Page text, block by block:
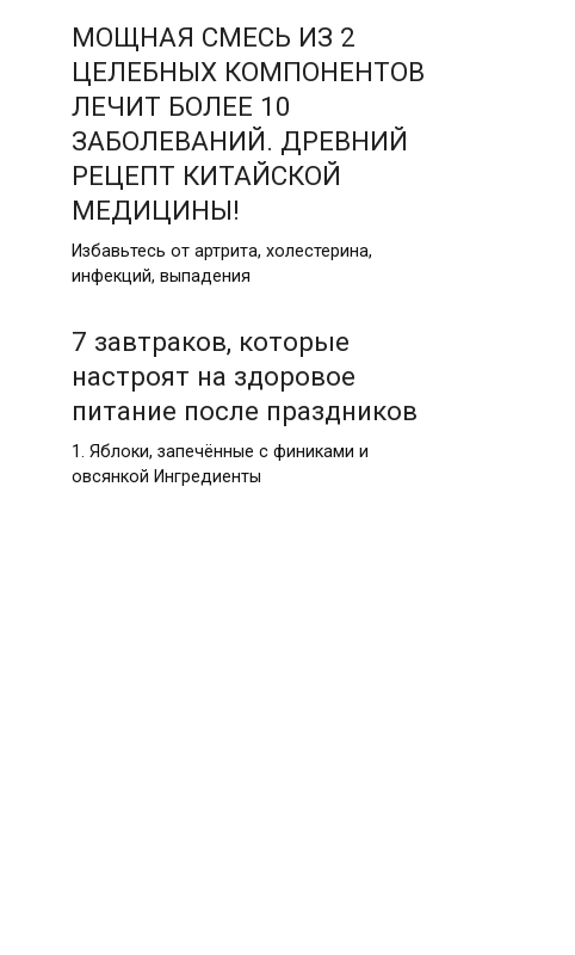
МОЩНАЯ СМЕСЬ ИЗ 2
ЦЕЛЕБНЫХ КОМПОНЕНТОВ
ЛЕЧИТ БОЛЕЕ 10
ЗАБОЛЕВАНИЙ. ДРЕВНИЙ
РЕЦЕПТ КИТАЙСКОЙ
МЕДИЦИНЫ!
Избавьтесь от артрита, холестерина,
инфекций, выпадения
7 завтраков, которые
настроят на здоровое
питание после праздников
1. Яблоки, запечённые с финиками и
овсянкой Ингредиенты